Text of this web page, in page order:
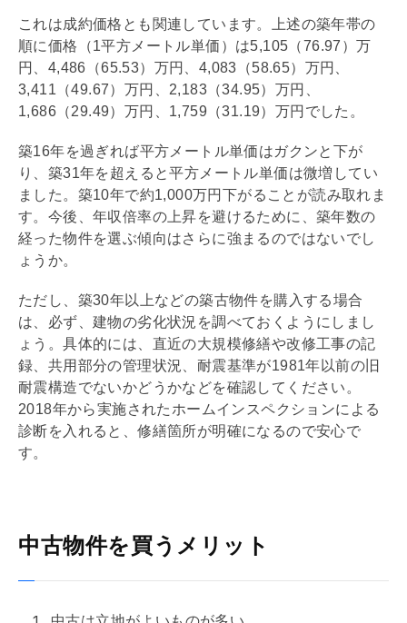
これは成約価格とも関連しています。上述の築年帯の
順に価格（1平方メートル単価）は5,105（76.97）万
円、4,486（65.53）万円、4,083（58.65）万円、
3,411（49.67）万円、2,183（34.95）万円、
1,686（29.49）万円、1,759（31.19）万円でした。
築16年を過ぎれば平方メートル単価はガクンと下が
り、築31年を超えると平方メートル単価は微増してい
ました。築10年で約1,000万円下がることが読み取れま
す。今後、年収倍率の上昇を避けるために、 築年数の
経った物件を選ぶ傾向はさらに強まるのではないでし
ょうか。
ただし、築30年以上などの築古物件を購入する場合
は、必ず、建物の劣化状況を調べておくようにしまし
ょう。具体的には、直近の大規模修繕や改修工事の記
録、共用部分の管理状況、 耐震基準が1981年以前の旧
耐震構造でないかどうかなどを確認してください。
2018年から実施されたホームインスペクションによる
診断を入れると、修繕箇所が明確になるので安心で
す。
中古物件を買うメリット